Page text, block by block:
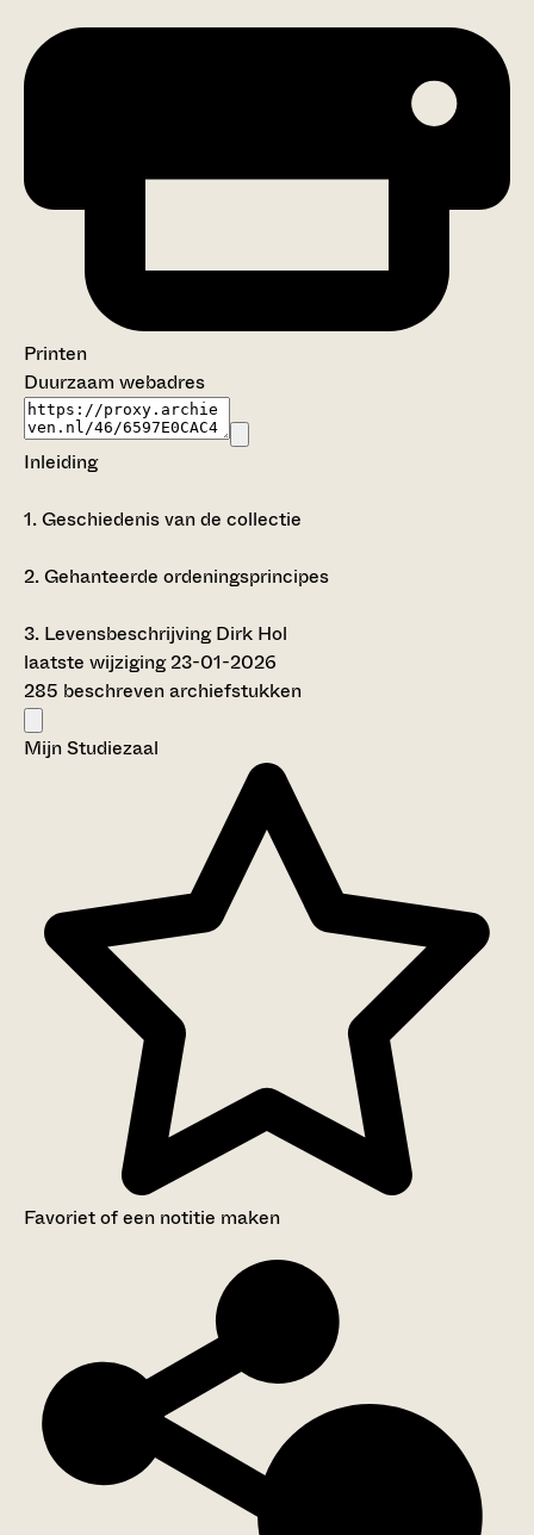
Printen
Duurzaam webadres
Inleiding
1.Geschiedenis van de collectie
2.Gehanteerde ordeningsprincipes
3. Levensbeschrijving Dirk Hol
laatste wijziging 23-01-2026
285 beschreven archiefstukken
Mijn Studiezaal
Favoriet of een notitie maken